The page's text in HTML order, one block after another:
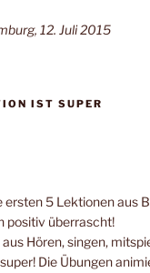
12. Juli 2015
IST SUPER
ersten 5 Lektionen aus
positiv überrascht!
Hören, singen,
Die Übungen